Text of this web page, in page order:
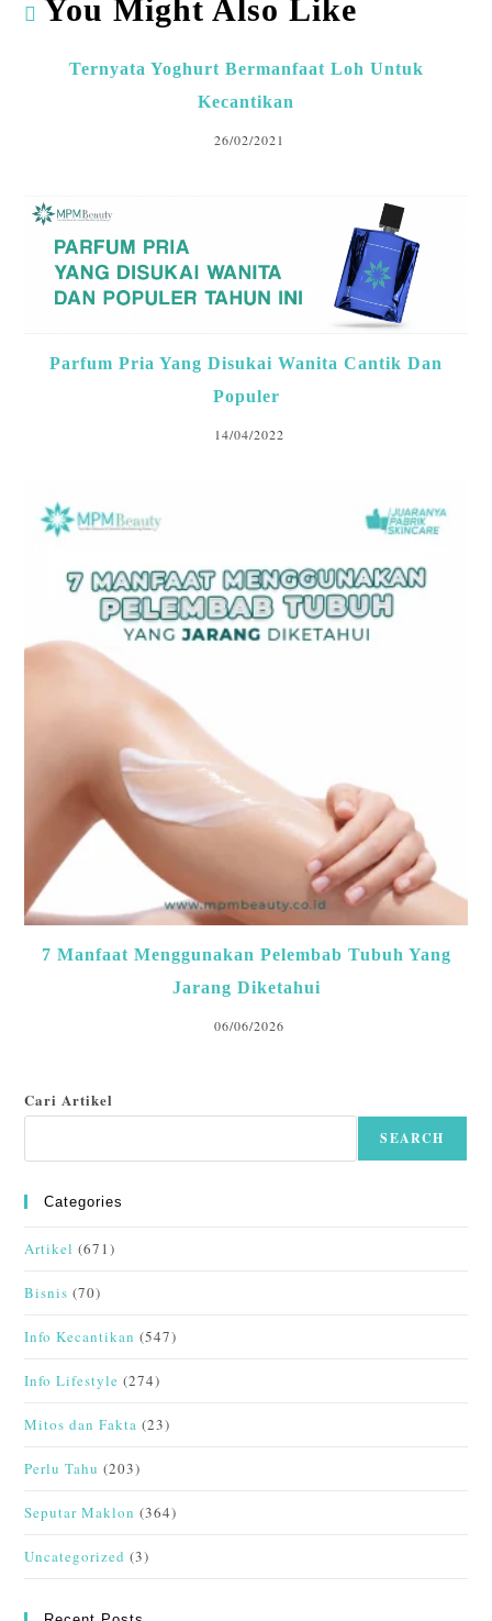
p k
You Might Also Like
Ternyata Yoghurt Bermanfaat Loh Untuk
Kecantikan
26/02/2021
Parfum Pria Yang Disukai Wanita Cantik Dan
Populer
14/04/2022
7 Manfaat Menggunakan Pelembab Tubuh Yang
Jarang Diketahui
06/06/2026
Cari Artikel
SEARCH
Categories
Artikel (671)
Bisnis (70)
Info Kecantikan (547)
Info Lifestyle (274)
Mitos dan Fakta (23)
Perlu Tahu (203)
Seputar Maklon (364)
Uncategorized (3)